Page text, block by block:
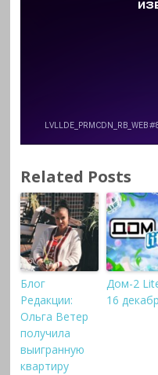
Related Posts
Блог
Редакции:
Ольга Ветер
получила
выигранную
квартиру
Дом-2
16